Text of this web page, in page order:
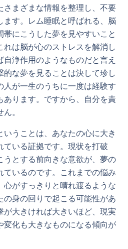
さまざまな情報を整理し、不要
ます。レム睡眠と呼ばれる、脳
帯にこうした夢を見やすいこと
れは脳が心のストレスを解消し
浄作用のようなものだと言え
的な夢を見ることは決して珍し
人が一生のうちに一度は経験す
あります。ですから、自分を責
。
いうことは、あなたの心に大き
ている証拠です。現状を打破
うとする前向きな意欲が、夢の
ているのです。これまでの悩み
心がすっきりと晴れ渡るような
の身の回りで起こる可能性があ
が大きければ大きいほど、現実
変化も大きなものになる傾向が